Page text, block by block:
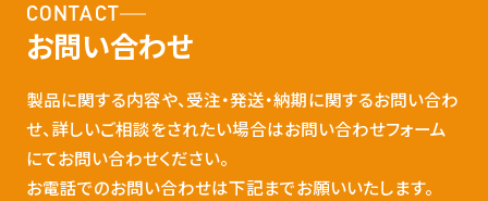
CONTACT
お問い合わせ
製品に関する内容や、受注・発送・納期に関するお問い合わ
せ、詳しいご相談をされたい場合はお問い合わせフォーム
にてお問い合わせください。
お電話でのお問い合わせは下記までお願いいたします。